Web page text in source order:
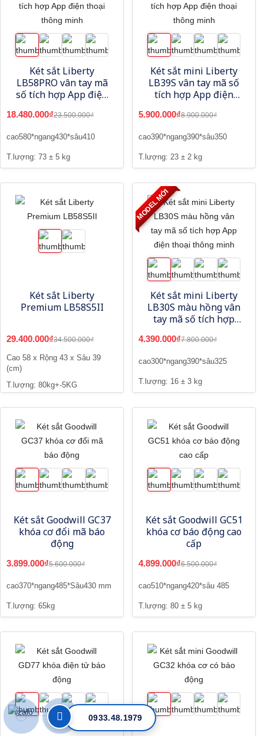
Két sắt Liberty
LB58PRO vân tay mã
số tích hợp App điện
18.480.000₫23.500.000₫
cao580*ngang430*sâu410
T.lượng: 73 ± 5 kg
Két sắt mini Liberty
LB39S vân tay mã số
tích hợp App điện
5.900.000₫8.900.000₫
cao390*ngang390*sâu350
T.lượng: 23 ± 2 kg
Két sắt Liberty
Premium LB58S5II
29.400.000₫34.500.000₫
Cao 58 x Rộng 43 x Sâu 39
(cm)
T.lượng: 80kg+-5KG
MODEL MỚI
Két sắt mini Liberty
LB30S màu hồng vân
tay mã số tích hợp
minh
4.390.000₫7.800.000₫
cao300*ngang390*sâu325
T.lượng: 16 ± 3 kg
Két sắt Goodwill GC37
khóa cơ đổi mã báo
động
3.899.000₫5.600.000₫
cao370*ngang485*Sâu430 mm
T.lượng: 65kg
Két sắt Goodwill GC51
khóa cơ báo động cao
cấp
4.899.000₫6.500.000₫
cao510*ngang420*sâu 485
T.lượng: 80 ± 5 kg
0933.48.1979